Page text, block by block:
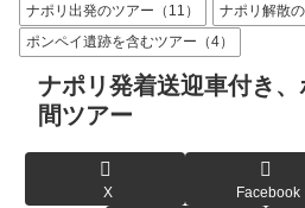
ナポリ出発のツアー（11）
ナポリ解散
ポンペイ遺跡を含むツアー（4）
ナポリ発着送迎車付き
間ツアー
X Facebook